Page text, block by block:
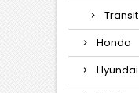
Transit
Honda
Hyundai